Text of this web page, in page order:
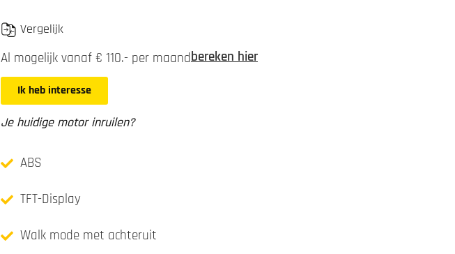
Vergelijk
Al mogelijk vanaf € 110.- per maandbereken hier
Ik heb interesse
Je huidige motor inruilen?
ABS
TFT-Display
Walk mode met achteruit